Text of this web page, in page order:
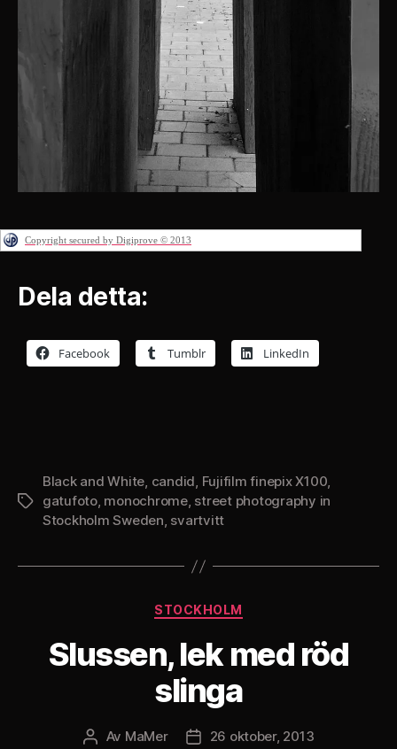
Copyright secured by Digiprove © 2013
Dela detta:
Facebook Tumblr LinkedIn
Etiketter
Black and White, candid, Fujifilm finepix X100,
gatufoto, monochrome, street photography in
Stockholm Sweden, svartvitt
Kategorier
STOCKHOLM
Slussen, lek med röd
slinga
Inläggsförfattare
Av MaMer Inläggsdatum
26 oktober, 2013